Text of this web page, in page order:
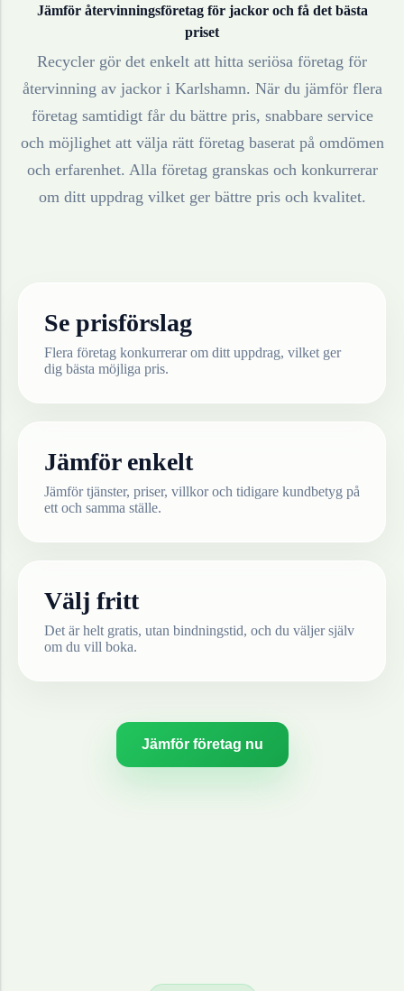
Jämför återvinningsföretag för jackoroch få det bästa
priset
Recycler gör det enkelt att hitta seriösa företag för
återvinning av jackori Karlshamn. När du jämför flera
företag samtidigt får du bättre pris, snabbare service
och möjlighet att välja rätt företag baserat på omdömen
och erfarenhet. Alla företag granskas och konkurrerar
om ditt uppdrag vilket ger bättre pris och kvalitet.
Se prisförslag
Flera företag konkurrerar om ditt uppdrag, vilket ger
dig bästa möjliga pris.
Jämför enkelt
Jämför tjänster, priser, villkor och tidigare kundbetyg på
ett och samma ställe.
Välj fritt
Det är helt gratis, utan bindningstid, och du väljer själv
om du vill boka.
Jämför företag nu